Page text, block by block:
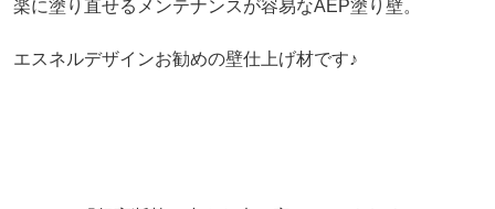
楽に塗り直せるメンテナンスが容易なAEP塗り壁。
エスネルデザインお勧めの壁仕上げ材です♪